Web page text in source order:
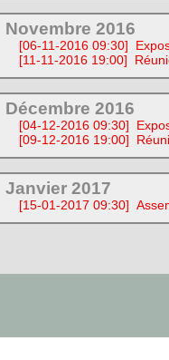
Novembre 2016
[06-11-2016 09:30]
[11-11-2016 19:00]
Décembre 2016
[04-12-2016 09:30]
[09-12-2016 19:00]
Janvier 2017
[15-01-2017 09:30]